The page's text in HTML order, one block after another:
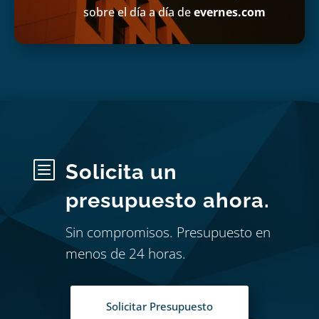
sobre el día a día deevernes.com
b
Solicita un
presupuesto ahora.
Sin compromisos. Presupuesto en
menos de 24 horas.
Solicitar Presupuesto